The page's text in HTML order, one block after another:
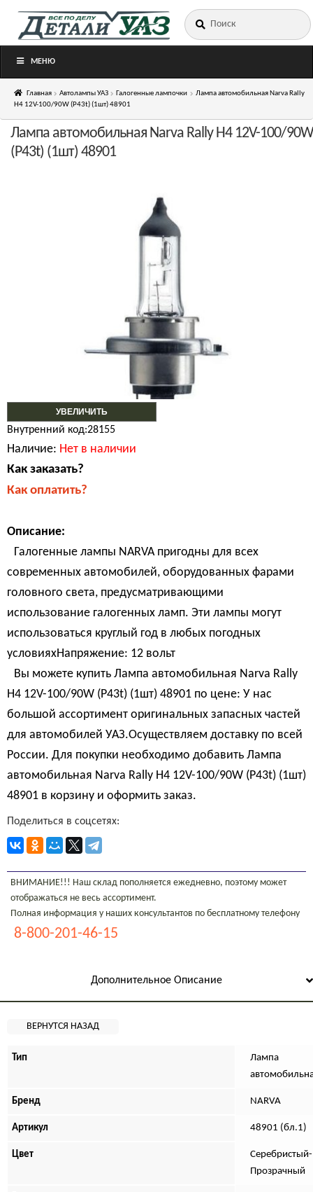
Перейти
Перейти
Искать:
МЕНЮ
Главная Автолампы УАЗ Галогенные лампочки
Лампа автомобильная Narva Rally
H4 12V-100/90W (P43t) (1шт) 48901
УВЕЛИЧИТЬ
Лампа автомобильная Narva Rally H4 12V-100/90W
(P43t) (1шт) 48901
Внутренний код:28155
Наличие: Нет в наличии
Как заказать?
Как оплатить?
Описание:
Галогенные лампы NARVA пригодны для всех
современных автомобилей, оборудованных фарами
головного света, предусматривающими
использование галогенных ламп. Эти лампы могут
использоваться круглый год в любых погодных
условияхНапряжение: 12 вольт
Вы можете купить Лампа автомобильная Narva Rally
H4 12V-100/90W (P43t) (1шт) 48901 по цене: У нас
большой ассортимент оригинальных запасных частей
для автомобилей УАЗ.Осуществляем доставку по всей
России. Для покупки необходимо добавить Лампа
автомобильная Narva Rally H4 12V-100/90W (P43t) (1шт)
48901 в корзину и оформить заказ.
Поделиться в соцсетях:
ВНИМАНИЕ!!! Наш склад пополняется ежедневно, поэтому может
отображаться не весь ассортимент.
Полная информация у наших консультантов по бесплатному телефону
8-800-201-46-15
Дополнительное Описание
Тип
Лампа
Бренд NARVA
Артикул 48901 (бл.1)
Цвет
Серебристый-
Прозрачный